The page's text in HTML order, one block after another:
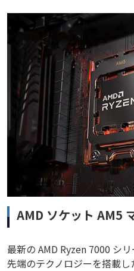
AMD ソケット AM5
最新の AMD Ryzen 7000 シ
先端のテクノロジーを搭載し